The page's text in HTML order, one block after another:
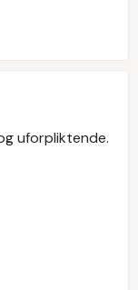
uforpliktende.